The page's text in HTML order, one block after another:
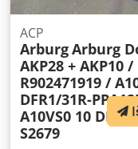
ACP
ArburgArburg
AKP28 + AKP10 /
R902471919 /
DFR1/31R-
A10VS0 10
S2679